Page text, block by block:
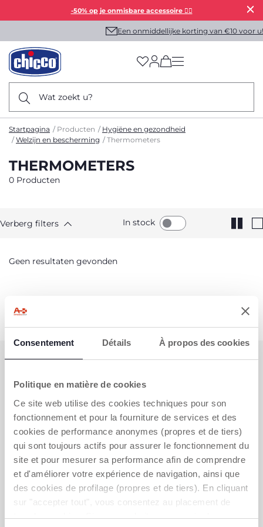
Consentement Détails À propos des cookies
Politique en matière de cookies
Ce site web utilise des cookies techniques pour son
fonctionnement et pour la fourniture de services et des
cookies de performance anonymes (propres et de tiers)
qui sont toujours actifs pour assurer le fonctionnement du
site et pour mesurer sa performance afin de comprendre
et d'améliorer votre expérience de navigation, ainsi que
des cookies de profilage (propres et de tiers). En cliquant
sur "accepter tout", vous consentez au placement de
tous les cookies. Si vous souhaitez en savoir plus ou
-50% op je onmisbare accessoire 👯‍♀️
Een onmiddellijke korting van €10 voor u!
Wat zoekt u?
(has more options
Startpagina Producten
Hygiëne en gezondheid
Welzijn en bescherming
Thermometers
THERMOMETERS
0 Producten
Verberg filters In stock
Geen resultaten gevonden
ABONNEER U OP ONZE NIEUWSBRIEF
Nu al voor u een waardebon van €10 om online uit te
geven.
KRIJG DE KORTING
WILT U CONTACT MET ONS OPNEMEN?
Chicco Klantendienst